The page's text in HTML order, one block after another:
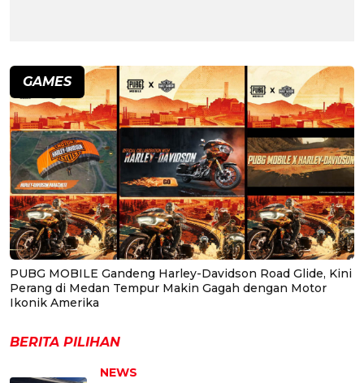
GAMES
PUBG MOBILE Gandeng Harley-Davidson Road Glide, Kini
Perang di Medan Tempur Makin Gagah dengan Motor
Ikonik Amerika
BERITA PILIHAN
NEWS